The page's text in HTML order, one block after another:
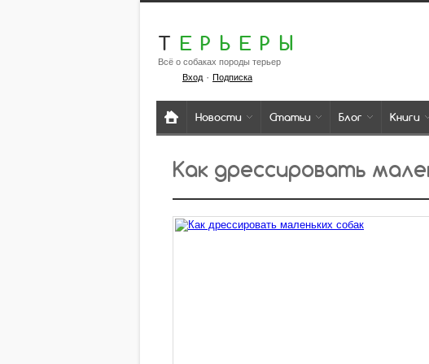
Т ЕРЬЕРЫ
Всё о собаках породы терьер
Вход· Подписка
Новости Статьи Блог Книги
Как дрессировать